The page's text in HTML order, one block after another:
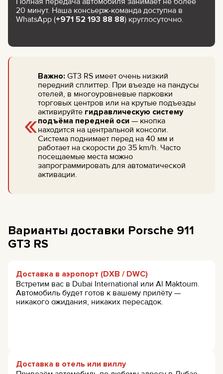
20 минут. Наша консьерж-команда доступна в
WhatsApp (+971 52 193 88 88) круглосуточно.
«
Важно: GT3 RS имеет очень низкий
передний сплиттер. При въезде на пандусы
отелей, в многоуровневые парковки
торговых центров или на крутые подъезды
активируйте гидравлическую систему
подъёма передней оси— кнопка
находится на центральной консоли.
Система поднимает перед на 40 мм и
работает на скорости до 35 km/h. Часто
посещаемые места можно
запрограммировать для автоматической
активации.
Варианты доставки Porsche 911
GT3 RS
Доставка в аэропорт (DXB / DWC)
Встретим вас в Dubai International или Al Maktoum.
Автомобиль будет готов к вашему прилёту —
никакого ожидания, никаких пересадок.
Доставка в отель или виллу